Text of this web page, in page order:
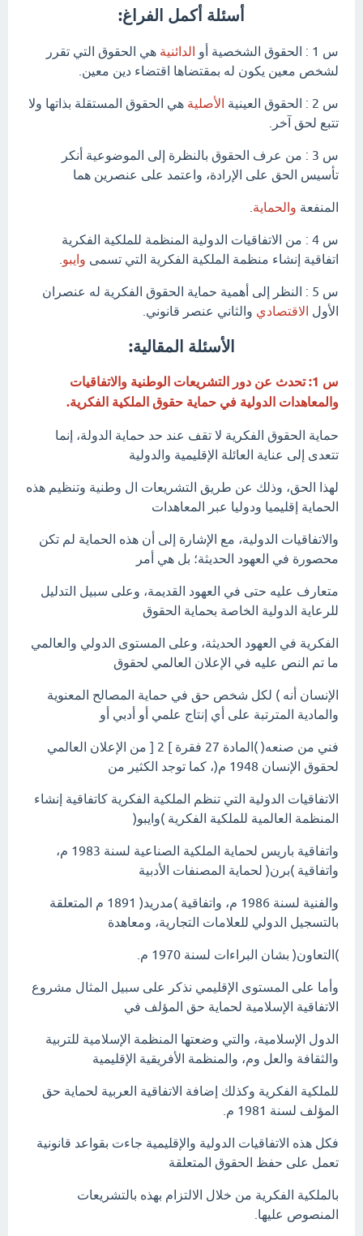
أسئلة أكمل الفراغ:
س 1 : الحقوق الشخصية أو الدائنية هي الحقوق التي تقرر
لشخص معين يكون له بمقتضاها اقتضاء دين معين.
س 2 : الحقوق العينية الأصلية هي الحقوق المستقلة بذاتها ولا
تتبع لحق آخر.
س 3 : من عرف الحقوق بالنظرة إلى الموضوعية أنكر
تأسيس الحق على الإرادة، واعتمد على عنصرين هما
المنفعة والحماية
س 4 : من الاتفاقيات الدولية المنظمة للملكية الفكرية
اتفاقية إنشاء منظمة الملكية الفكرية التي تسمى وايبو
س 5 : النظر إلى أهمية حماية الحقوق الفكرية له عنصران
الأول الاقتصادي والثاني عنصر قانوني.
الأسئلة المقالية:
س 1: تحدث عن دور التشريعات الوطنية والاتفاقيات
والمعاهدات الدولية في حماية حقوق الملكية الفكرية.
حماية الحقوق الفكرية لا تقف عند حد حماية الدولة، إنما
تتعدى إلى عناية العائلة الإقليمية والدولية
لهذا الحق، وذلك عن طريق التشريعات ال وطنية وتنظيم هذه
الحماية إقليميا ودوليا عبر المعاهدات
والاتفاقيات الدولية، مع الإشارة إلى أن هذه الحماية لم تكن
محصورة في العهود الحديثة؛ بل هي أمر
متعارف عليه حتى في العهود القديمة، وعلى سبيل التدليل
للرعاية الدولية الخاصة بحماية الحقوق
الفكرية في العهود الحديثة، وعلى المستوى الدولي والعالمي
ما تم النص عليه في الإعلان العالمي لحقوق
الإنسان أنه ) لكل شخص حق في حماية المصالح المعنوية
والمادية المترتبة على أي إنتاج علمي أو أدبي أو
فني من صنعه( )المادة 27 فقرة ] 2 [ من الإعلان العالمي
لحقوق الإنسان 1948 م(، كما توجد الكثير من
الاتفاقيات الدولية التي تنظم الملكية الفكرية كاتفاقية إنشاء
المنظمة العالمية للملكية الفكرية )وايبو(
واتفاقية باريس لحماية الملكية الصناعية لسنة 1983 م،
واتفاقية )برن( لحماية المصنفات الأدبية
والفنية لسنة 1986 م، واتفاقية )مدريد( 1891 م المتعلقة
بالتسجيل الدولي للعلامات التجارية، ومعاهدة
)التعاون( بشان البراءات لسنة 1970 م.
وأما على المستوى الإقليمي نذكر على سبيل المثال مشروع
الاتفاقية الإسلامية لحماية حق المؤلف في
الدول الإسلامية، والتي وضعتها المنظمة الإسلامية للتربية
والثقافة والعل وم، والمنظمة الأفريقية الإقليمية
للملكية الفكرية وكذلك إضافة الاتفاقية العربية لحماية حق
المؤلف لسنة 1981 م.
فكل هذه الاتفاقيات الدولية والإقليمية جاءت بقواعد قانونية
تعمل على حفظ الحقوق المتعلقة
بالملكية الفكرية من خلال الالتزام بهذه بالتشريعات
المنصوص عليها.